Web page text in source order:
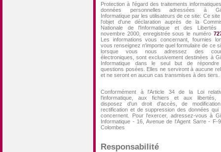
Protection à l'égard des traitements
données personnelles adressées à
Informatique par les utilisateurs de ce site: Ce site
l'objet d'une déclaration auprès de la
Nationale de l'Informatique et des
novembre 2000, enregistrée sous le numéro
Les informations vous concernant, fournies
vous renseignez n'importe quel formulaire de ce
lorsque vous nous adressez des
électroniques, sont exclusivement destinées à
Informatique dans le seul but de
questions posées. Elles ne serviront à aucune
et ne seront en aucun cas transmises à des tiers.
Conformément à l'Article 34 de la Loi
l'informatique, aux fichiers et aux libertés,
disposez d'un droit d'accès, de
rectification et de suppression des données qui
concernent. Pour l'exercer, adressez-vous à
Informatique - 16, Avenue de l'Agent Sarre - F-
Colombes
Responsabilité